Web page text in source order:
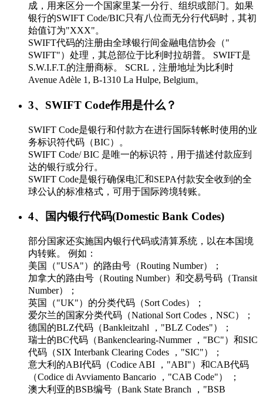
成，用来区分一个国家里某一分行、组织或部门。如果
银行的SWIFT Code/BIC只有八位而无分行代码时，其初
始值订为"XXX"。
SWIFT代码的注册由全球银行间金融电信协会（"
SWIFT"）处理，其总部位于比利时拉胡普。 SWIFT是
S.W.I.F.T.的注册商标。 SCRL，注册地址为比利时
Avenue Adèle 1, B-1310 La Hulpe, Belgium。
3、SWIFT Code作用是什么？
SWIFT Code是银行和付款方在进行国际转帐时使用的业
务标识符代码（BIC）。
SWIFT Code/ BIC 是唯一的标识符，用于描述付款应到
达的银行或分行。
SWIFT Code是银行确保电汇和SEPA付款安全收到的全
球公认的标准格式，可用于国际跨境转账。
4、国内银行代码(Domestic Bank Codes)
部分国家还实施国内银行代码或清算系统，以在本国境
内转账。 例如：
美国（"USA"）的路由号（Routing Number）；
加拿大的路由号（Routing Number）和交易号码（Transit
Number）；
英国（"UK"）的分类代码（Sort Codes）；
爱尔兰的国家分类代码（National Sort Codes，NSC）；
德国的BLZ代码（Bankleitzahl ，"BLZ Codes"）；
瑞士的BC代码（Bankenclearing-Nummer ，"BC"）和SIC
代码（SIX Interbank Clearing Codes ，"SIC"）；
意大利的ABI代码（Codice ABI ，"ABI"）和CAB代码
（Codice di Avviamento Bancario ，"CAB Code"） ；
澳大利亚的BSB编号（Bank State Branch ，"BSB